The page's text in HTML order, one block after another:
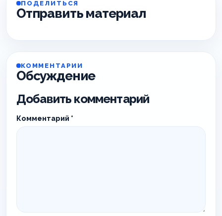
ПОДЕЛИТЬСЯ
Отправить материал
КОММЕНТАРИИ
Обсуждение
Добавить комментарий
Комментарий *